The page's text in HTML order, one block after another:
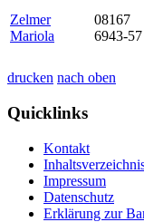
Zelmer
Mariola
08167
6943-57
drucken nach oben
Quicklinks
Kontakt
Impressum
Datenschutz
Erklärung zur